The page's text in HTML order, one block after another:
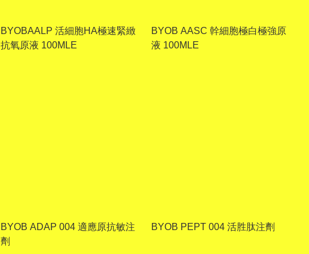
BYOBAALP 活細胞HA極速緊緻
抗氧原液 100MLE
BYOB AASC 幹細胞極白極強原
液 100MLE
BYOB ADAP 004 適應原抗敏注
劑
BYOB PEPT 004 活胜肽注劑